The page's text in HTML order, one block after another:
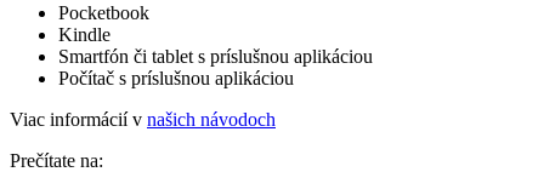
Pocketbook
Kindle
Smartfón či tablet s príslušnou aplikáciou
Počítač s príslušnou aplikáciou
Viac informácií v našich návodoch
Prečítate na: